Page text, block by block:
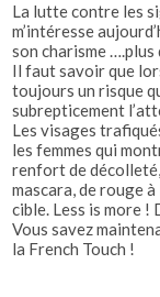
La lutte contre les
m’intéresse
son charisme ….plus
Il faut savoir que
toujours un risque
subrepticement
Les visages
les femmes qui
renfort de
mascara, de rouge
cible. Less is more !
Vous savez
la French Touch !